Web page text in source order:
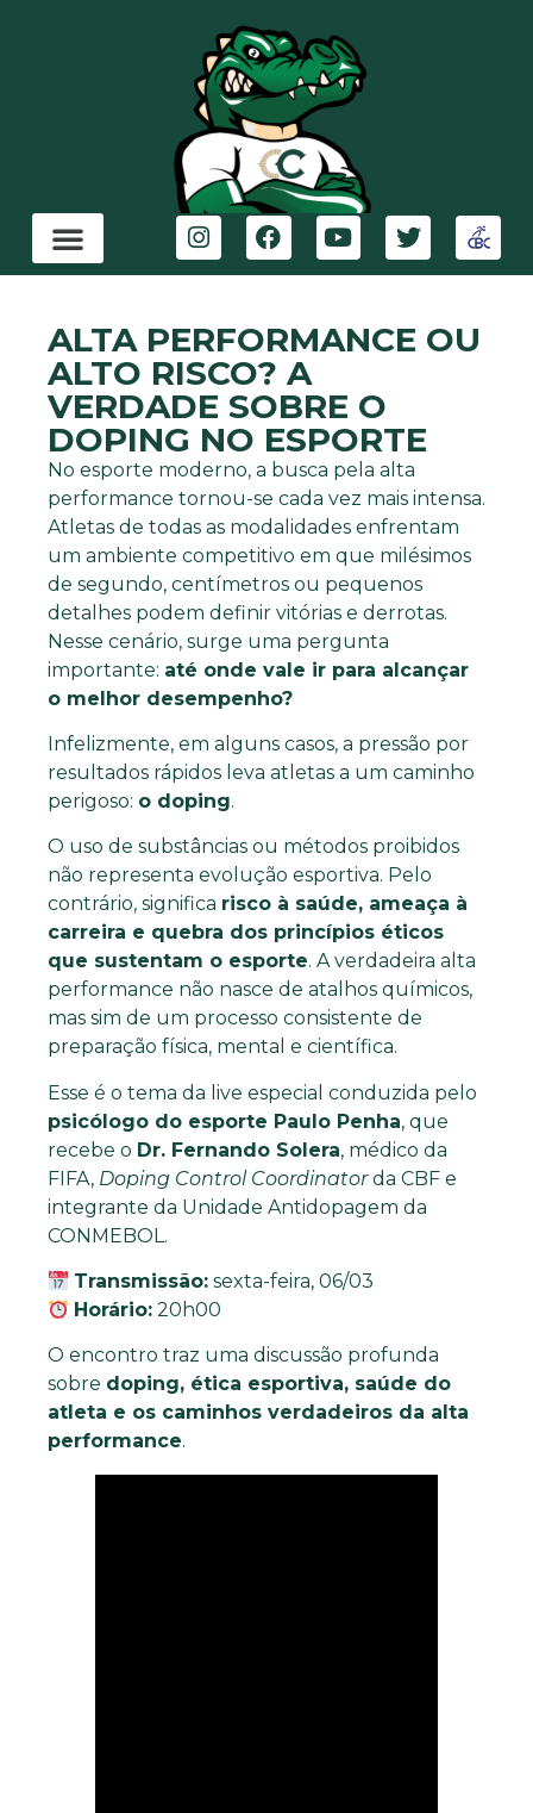
ALTA PERFORMANCE OU
ALTO RISCO? A
VERDADE SOBRE O
DOPING NO ESPORTE
No esporte moderno, a busca pela alta
performance tornou-se cada vez mais intensa.
Atletas de todas as modalidades enfrentam
um ambiente competitivo em que milésimos
de segundo, centímetros ou pequenos
detalhes podem definir vitórias e derrotas.
Nesse cenário, surge uma pergunta
importante: até onde vale ir para alcançar
o melhor desempenho?
Infelizmente, em alguns casos, a pressão por
resultados rápidos leva atletas a um caminho
perigoso: o doping.
O uso de substâncias ou métodos proibidos
não representa evolução esportiva. Pelo
contrário, significa risco à saúde, ameaça à
carreira e quebra dos princípios éticos
que sustentam o esporte. A verdadeira alta
performance não nasce de atalhos químicos,
mas sim de um processo consistente de
preparação física, mental e científica.
Esse é o tema da live especial conduzida pelo
psicólogo do esporte Paulo Penha, que
recebe o Dr. Fernando Solera, médico da
FIFA, Doping Control Coordinatorda CBF e
integrante da Unidade Antidopagem da
CONMEBOL.
Transmissão: sexta-feira, 06/03
Horário: 20h00
O encontro traz uma discussão profunda
sobre doping, ética esportiva, saúde do
atleta e os caminhos verdadeiros da alta
performance.